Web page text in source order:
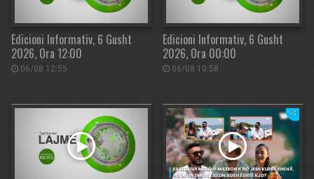
Edicioni Informativ, 6 Gusht
2026, Ora 12:00
06/08 12:55
Edicioni Informativ, 6 Gusht
2026, Ora 00:00
06/08 10:58